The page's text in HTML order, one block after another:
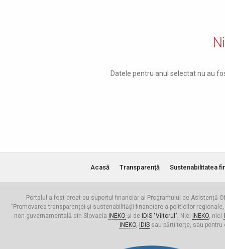
Datele pentru anul selectat nu au
Acasă Transparenţă Sustenabilitatea
Portalul a fost creat cu suportul financiar al Programului de Asistență
"Promovarea transparenței și sustenabilității financiare a politicilor
non-guvernamentală din Slovacia
INEKO și de IDIS "Viitorul". Nici INEKO, nici
INEKO, IDISsau părți terțe, sau pentru